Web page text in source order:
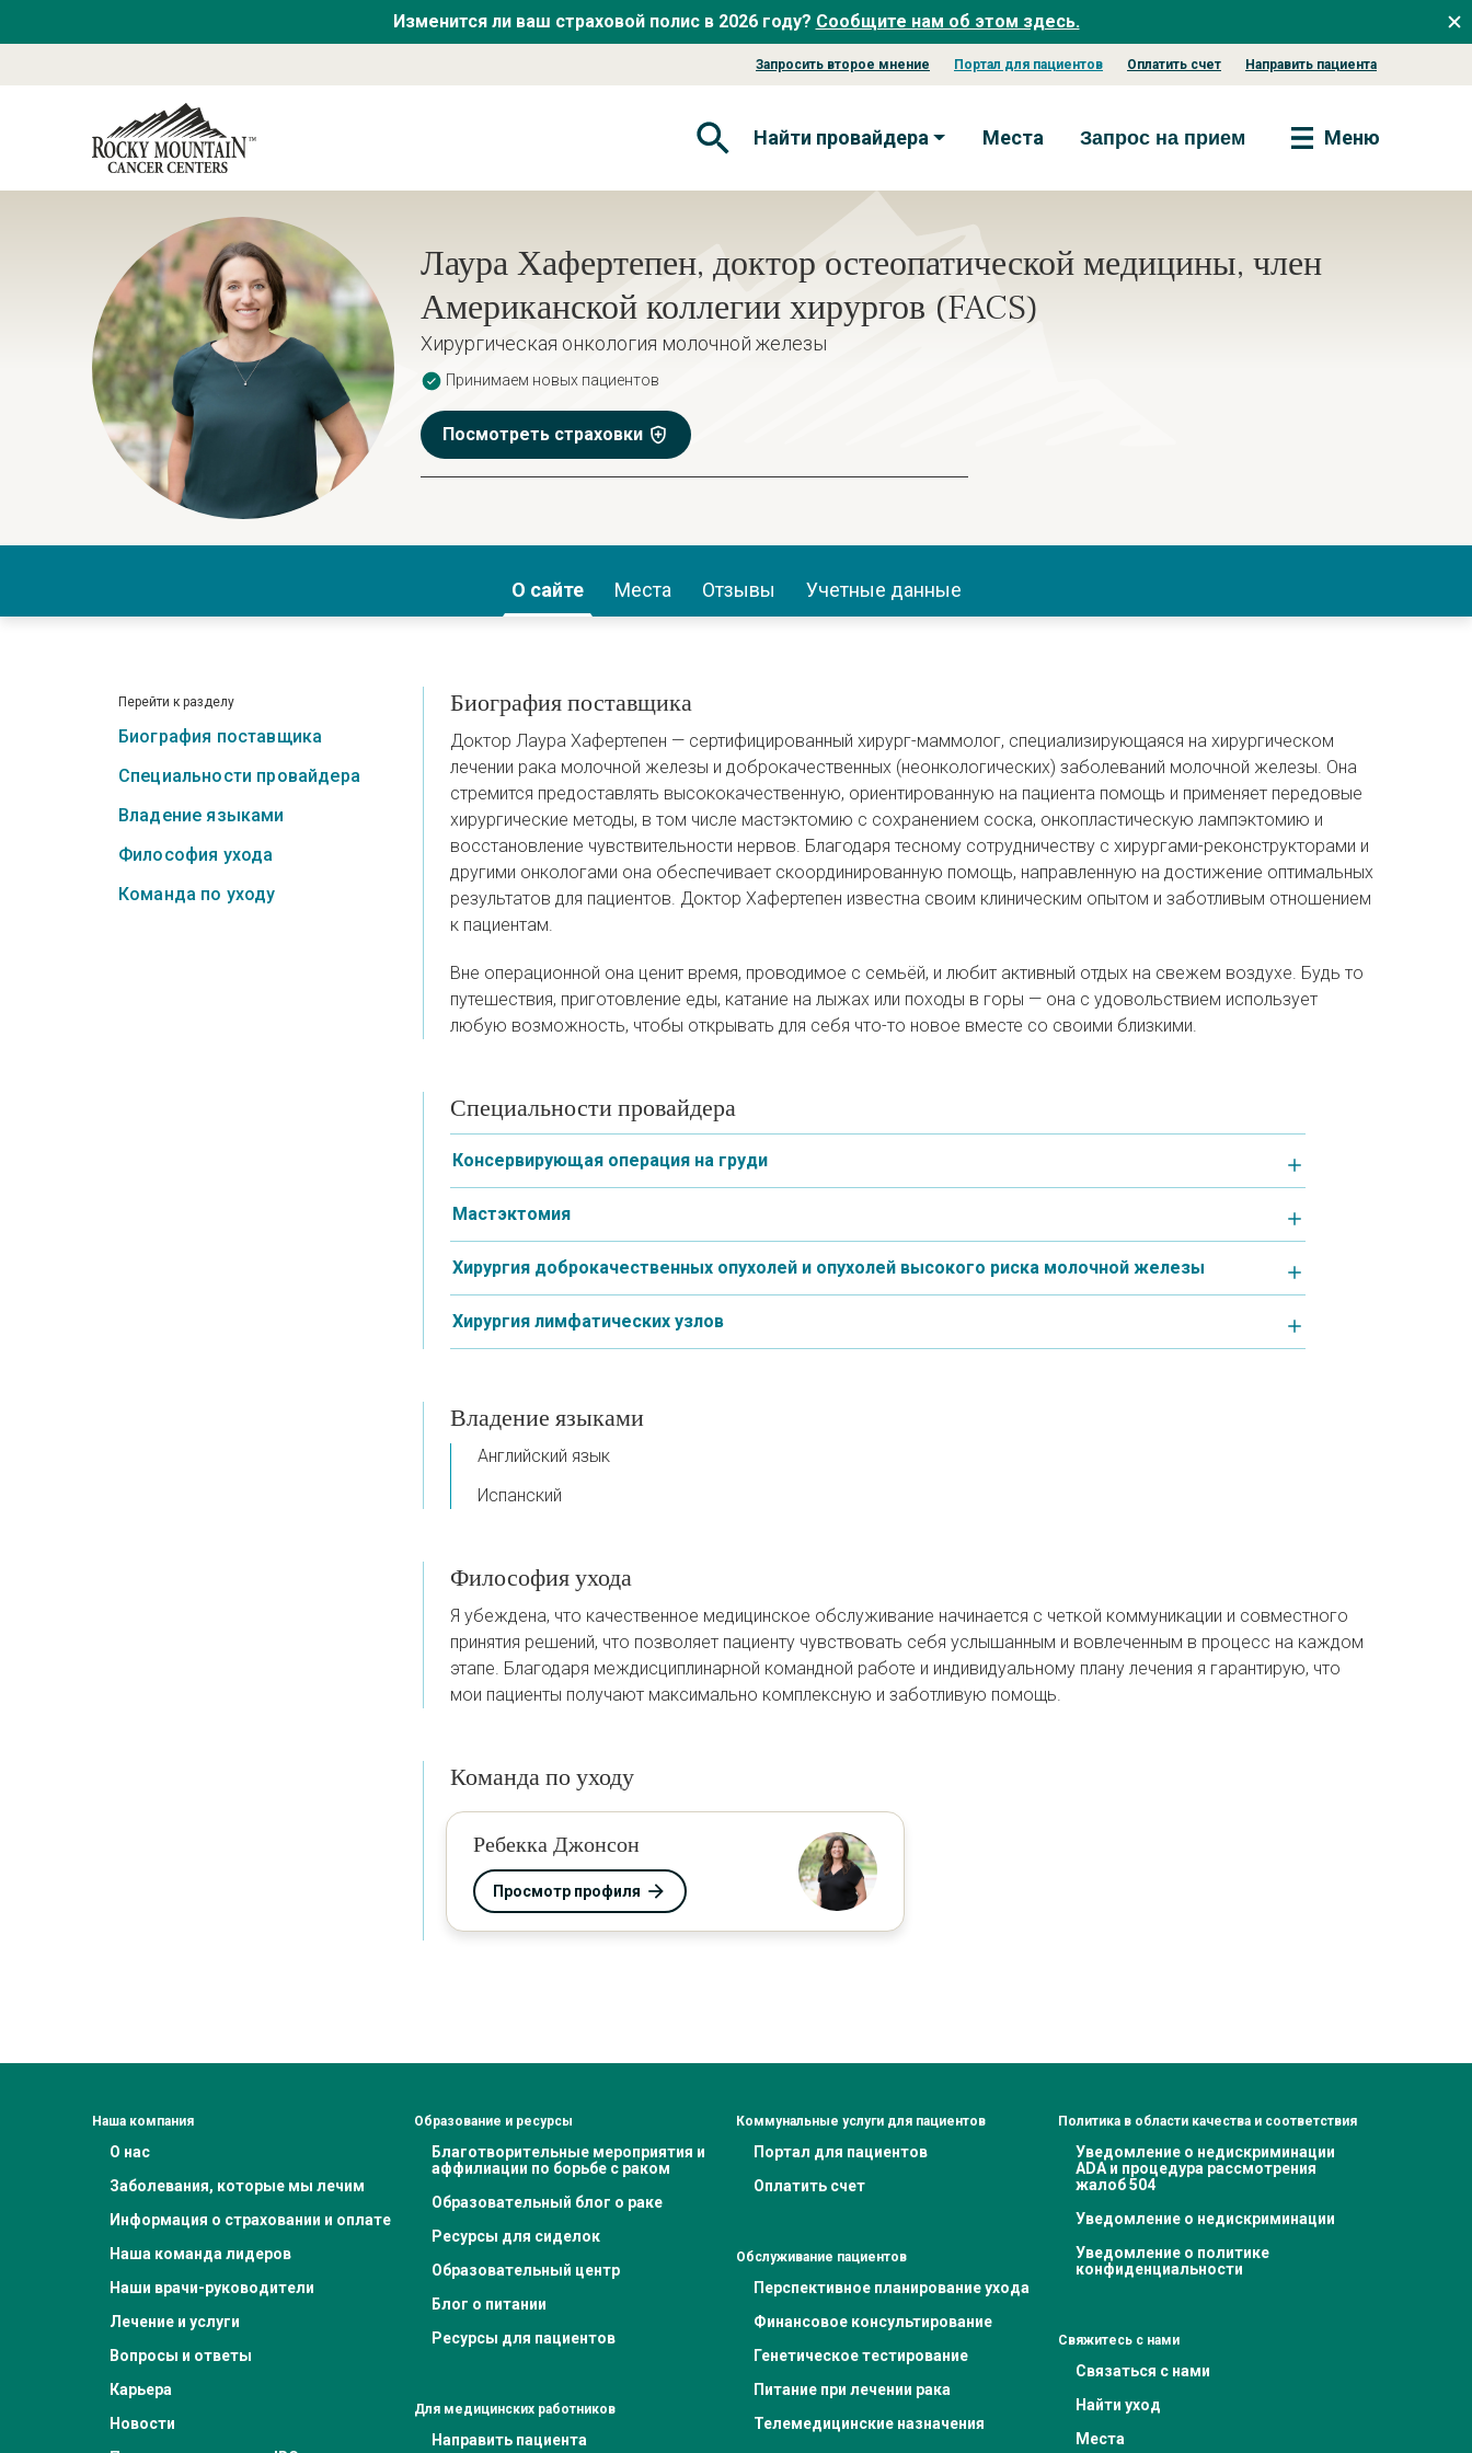
Изменится ли ваш страховой полис в 2026 году? Сообщите нам об этом здесь.
Запросить второе мнение Портал для пациентов Оплатить счет Направить пациента
Открытая форма поиска
Найти провайдера Места Запрос на прием Меню
Лаура Хафертепен, доктор остеопатической медицины, член
Американской коллегии хирургов (FACS)
Хирургическая онкология молочной железы
Принимаем новых пациентов
Посмотреть страховки
О сайте Места Отзывы Учетные данные
Перейти к разделу
Биография поставщика
Специальности провайдера
Владение языками
Философия ухода
Команда по уходу
Биография поставщика
Доктор Лаура Хафертепен — сертифицированный хирург-маммолог, специализирующаяся на хирургическом
лечении рака молочной железы и доброкачественных (неонкологических) заболеваний молочной железы. Она
стремится предоставлять высококачественную, ориентированную на пациента помощь и применяет передовые
хирургические методы, в том числе мастэктомию с сохранением соска, онкопластическую лампэктомию и
восстановление чувствительности нервов. Благодаря тесному сотрудничеству с хирургами-реконструкторами и
другими онкологами она обеспечивает скоординированную помощь, направленную на достижение оптимальных
результатов для пациентов. Доктор Хафертепен известна своим клиническим опытом и заботливым отношением
к пациентам.
Вне операционной она ценит время, проводимое с семьёй, и любит активный отдых на свежем воздухе. Будь то
путешествия, приготовление еды, катание на лыжах или походы в горы — она с удовольствием использует
любую возможность, чтобы открывать для себя что-то новое вместе со своими близкими.
Специальности провайдера
Консервирующая операция на груди
Мастэктомия
Хирургия доброкачественных опухолей и опухолей высокого риска молочной железы
Хирургия лимфатических узлов
Владение языками
Английский язык
Испанский
Философия ухода
Я убеждена, что качественное медицинское обслуживание начинается с четкой коммуникации и совместного
принятия решений, что позволяет пациенту чувствовать себя услышанным и вовлеченным в процесс на каждом
этапе. Благодаря междисциплинарной командной работе и индивидуальному плану лечения я гарантирую, что
мои пациенты получают максимально комплексную и заботливую помощь.
Команда по уходу
Ребекка Джонсон
Просмотр профиля
Наша компания
О нас
Заболевания, которые мы лечим
Информация о страховании и оплате
Наша команда лидеров
Наши врачи-руководители
Лечение и услуги
Вопросы и ответы
Карьера
Новости
Образование и ресурсы
Благотворительные мероприятия и
аффилиации по борьбе с раком
Образовательный блог о раке
Ресурсы для сиделок
Образовательный центр
Блог о питании
Ресурсы для пациентов
Для медицинских работников
Направить пациента
Коммунальные услуги для пациентов
Портал для пациентов
Оплатить счет
Обслуживание пациентов
Перспективное планирование ухода
Финансовое консультирование
Генетическое тестирование
Питание при лечении рака
Телемедицинские назначения
Политика в области качества и соответствия
Уведомление о недискриминации
ADA и процедура рассмотрения
жалоб 504
Уведомление о недискриминации
Уведомление о политике
конфиденциальности
Свяжитесь с нами
Связаться с нами
Найти уход
Места